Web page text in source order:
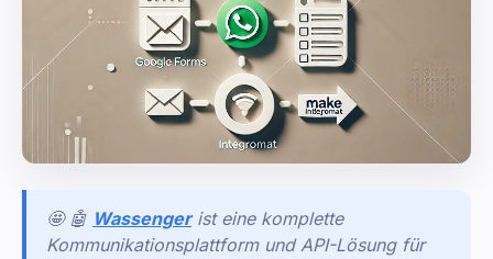
🤩 🤖 Wassenger ist eine komplette
Kommunikationsplattform und API-Lösung für